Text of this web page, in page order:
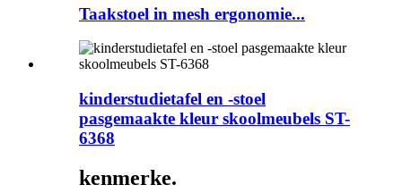
Taakstoel in mesh ergonomie...
kinderstudietafel en -stoel
pasgemaakte kleur skoolmeubels ST-
6368
kenmerke.